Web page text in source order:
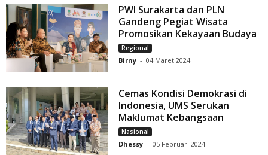
PWI Surakarta dan PLN
Gandeng Pegiat Wisata
Promosikan Kekayaan Budaya
Regional
Birny - 04 Maret 2024
Cemas Kondisi Demokrasi di
Indonesia, UMS Serukan
Maklumat Kebangsaan
Nasional
Dhessy - 05 Februari 2024